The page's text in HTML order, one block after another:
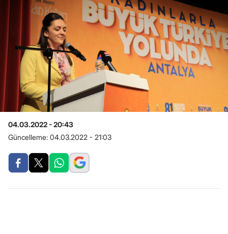
04.03.2022 - 20:43
Güncelleme: 04.03.2022 - 21:03